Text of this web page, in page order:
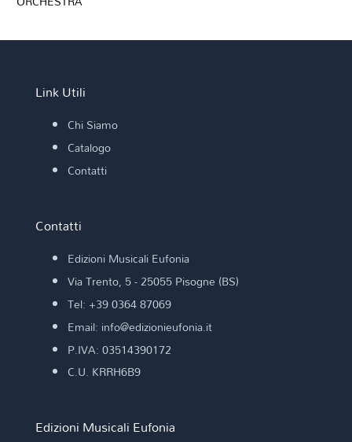
Link Utili
Chi Siamo
Catalogo
Contatti
Contatti
Edizioni Musicali Eufonia
Via Trento, 5 - 25055 Pisogne (BS)
Tel: +39 0364 87069
Email: info@edizionieufonia.it
P.IVA: 03514390172
C.U. KRRH6B9
Edizioni Musicali Eufonia